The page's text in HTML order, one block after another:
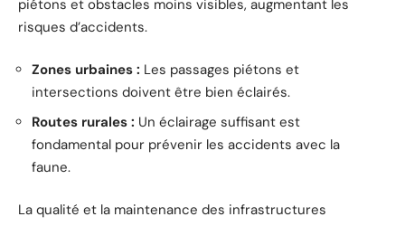
piétons et obstacles moins visibles, augmentant les
risques d’accidents.
Zones urbaines : Les passages piétons et
intersections doivent être bien éclairés.
Routes rurales : Un éclairage suffisant est
fondamental pour prévenir les accidents avec la
faune.
La qualité et la maintenance des infrastructures